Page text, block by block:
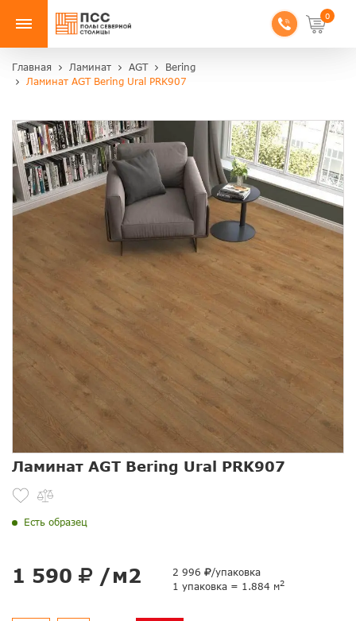
0
Главная Ламинат AGT
Bering
Ламинат AGT Bering Ural PRK907
Ламинат AGT Bering Ural PRK907
Есть образец
1 590 /м2 2 996
/упаковка
1 упаковка = 1.884 м2